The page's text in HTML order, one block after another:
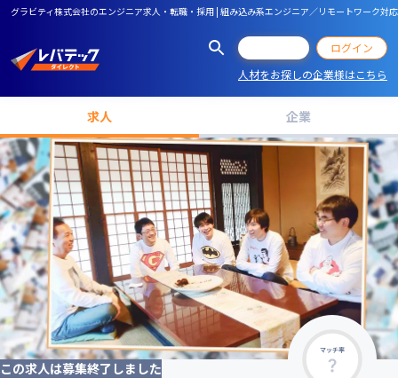
グラビティ株式会社のエンジニア求人・転職・採用 | 組み込み系エンジニア／リモートワーク
ログイン
人材をお探しの企業様はこちら
求人 企業
マッチ率
この求人は募集終了しました